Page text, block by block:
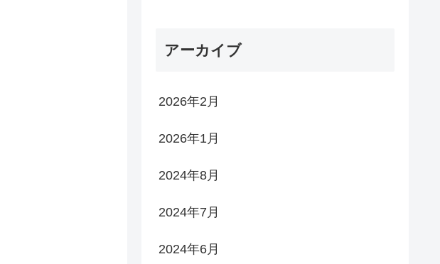
アーカイブ
2026年2月
2026年1月
2024年8月
2024年7月
2024年6月